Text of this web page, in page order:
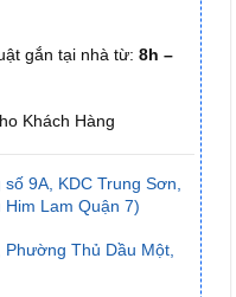
gắn tại nhà từ: 8h –
Khách Hàng
9A, KDC Trung Sơn,
Lam Quận 7)
Thủ Dầu Một,